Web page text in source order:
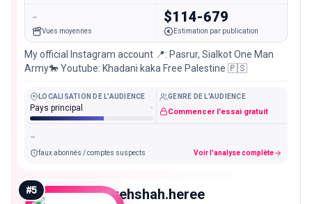
-
Vues moyennes
$114-679
Estimation par publication
My official Instagram account 📍: Pasrur, Sialkot One Man
Army🐎 Youtube: Khadani kaka Free Palestine 🇵🇸
LOCALISATION DE L'AUDIENCE
Pays principal -
GENRE DE L'AUDIENCE
Commencer l'essai gratuit
-
faux abonnés / comptes suspects Voir l'analyse complète
#5 alizehshah.heree